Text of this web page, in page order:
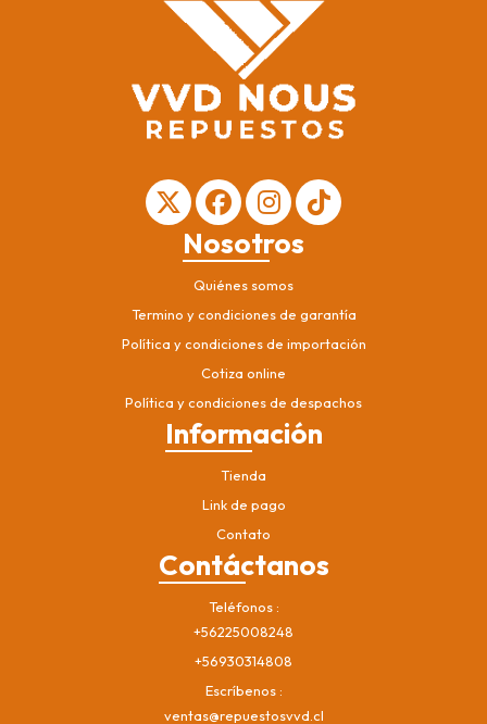
Nosotros
Quiénes somos
Termino y condiciones de garantía
Política y condiciones de importación
Cotiza online
Política y condiciones de despachos
Información
Tienda
Link de pago
Contato
Contáctanos
Teléfonos
+56225008248
+56930314808
Escríbenos
ventas@repuestosvvd.cl